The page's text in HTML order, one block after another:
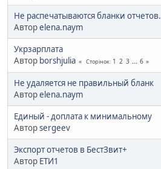
Не распечатываются бланки отчетов.
Авторelena.naym
Укрзарплата
Автор borshjulia Сторінок 1 2 3 ... 6
Не удаляется не правильный бланк
Авторelena.naym
Единый - доплата к минимальному
Авторsergeev
Экспорт отчетов в БестЗвит+
Автор ЕТИ1